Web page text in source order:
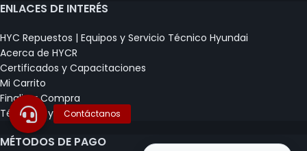
ENLACES DE INTERÉS
HYC Repuestos | Equipos y Servicio Técnico Hyundai
Acerca de HYCR
Certificados y Capacitaciones
Mi Carrito
Finalizar Compra
Términos y Condiciones
MÉTODOS DE PAGO